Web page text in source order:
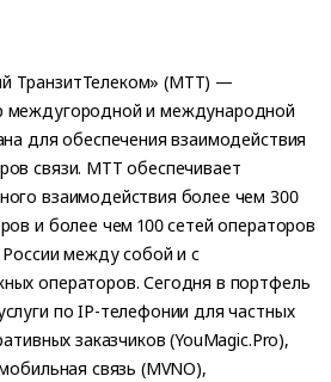
ТранзитТелеком» (МТТ) —
междугородной и международной
для обеспечения взаимодействия
связи. МТТ обеспечивает
взаимодействия более чем 300
и более чем 100 сетей операторов
между собой и с
операторов. Сегодня в портфель
по IP-телефонии для частных
заказчиков (YouMagic.Pro),
связь (MVNO),